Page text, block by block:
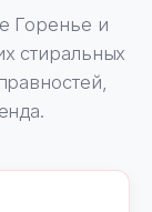
Горенье и
стиральных